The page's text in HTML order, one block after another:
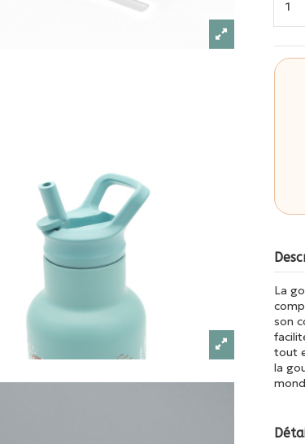
La
son
tout
la